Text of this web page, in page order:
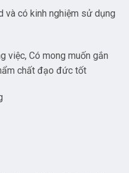
và có kinh nghiệm sử dụng
việc, Có mong muốn gắn
chất đạo đức tốt